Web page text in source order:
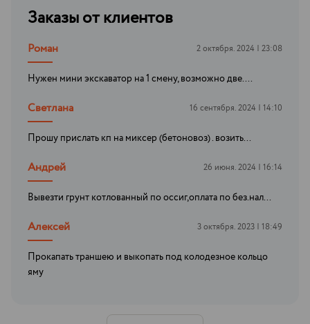
Заказы от клиентов
Роман 2 октября. 2024 | 23:08
Нужен мини экскаватор на 1 смену, возможно две....
Светлана 16 сентября. 2024 | 14:10
Прошу прислать кп на миксер (бетоновоз) . возить...
Андрей 26 июня. 2024 | 16:14
Вывезти грунт котлованный по оссиг,оплата по без.нал...
Алексей 3 октября. 2023 | 18:49
Прокапать траншею и выкопать под колодезное кольцо
яму